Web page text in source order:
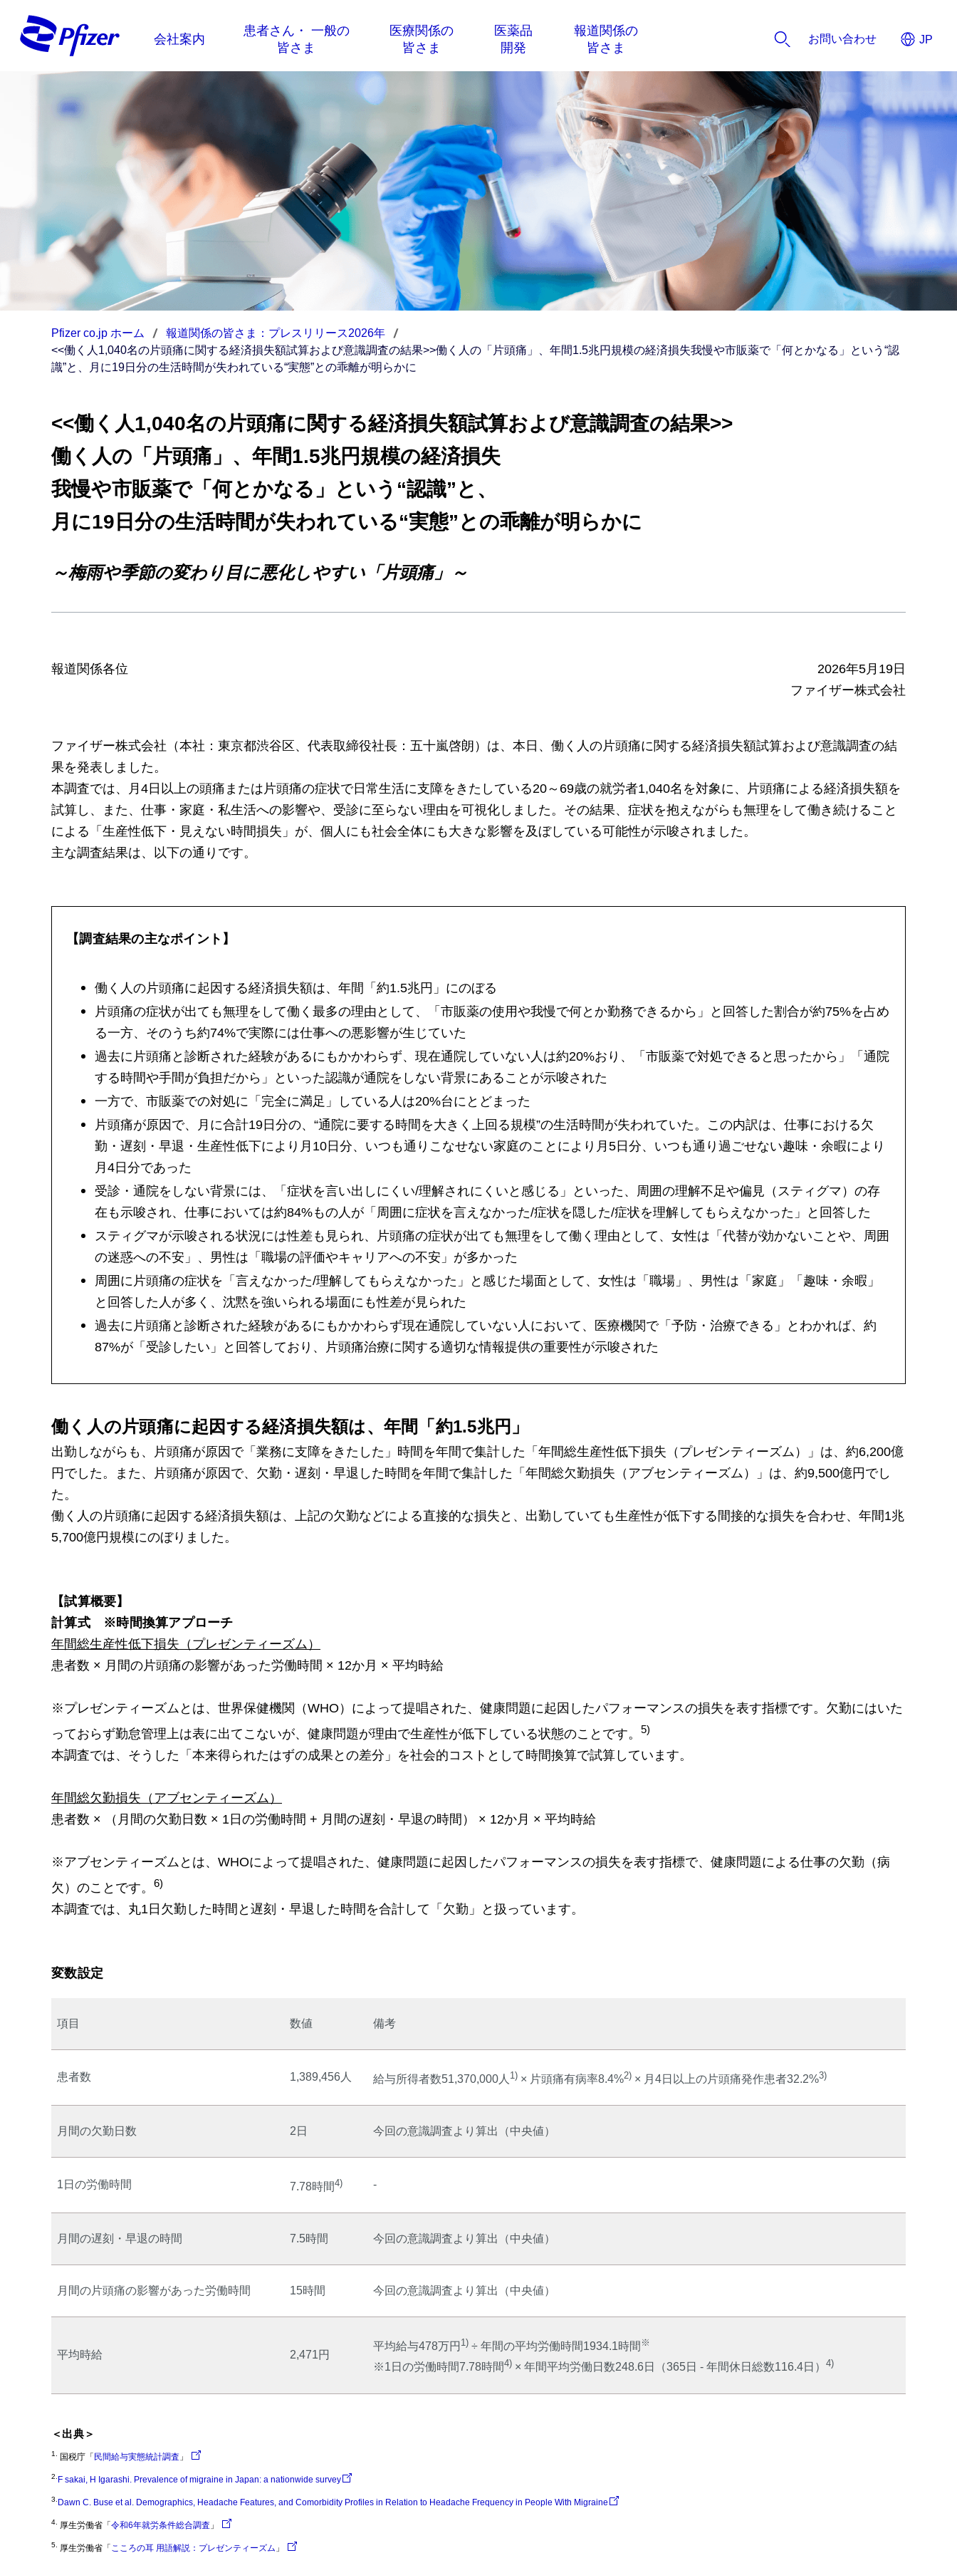
お問い合わせ
Pfizer co.jp ホーム
報道関係の皆さま：プレスリリース2026年
<<働く人1,040名の片頭痛に関する経済損失額試算および意識調査の結果>>働く人の「片頭痛」、年間1.5兆円規模の経済損失我慢や市販薬で「何とかなる」という“認
識”と、月に19日分の生活時間が失われている“実態”との乖離が明らかに
<<働く人1,040名の片頭痛に関する経済損失額試算および意識調査の結果>>
働く人の「片頭痛」、年間1.5兆円規模の経済損失
我慢や市販薬で「何とかなる」という“認識”と、
月に19日分の生活時間が失われている“実態”との乖離が明らかに
～梅雨や季節の変わり目に悪化しやすい「片頭痛」～
報道関係各位
2026年5月19日
ファイザー株式会社
ファイザー株式会社（本社：東京都渋谷区、代表取締役社長：五十嵐啓朗）は、本日、働く人の片頭痛に関する経済損失額試算および意識調査の結
果を発表しました。
本調査では、月4日以上の頭痛または片頭痛の症状で日常生活に支障をきたしている20～69歳の就労者1,040名を対象に、片頭痛による経済損失額を
試算し、また、仕事・家庭・私生活への影響や、受診に至らない理由を可視化しました。その結果、症状を抱えながらも無理をして働き続けること
による「生産性低下・見えない時間損失」が、個人にも社会全体にも大きな影響を及ぼしている可能性が示唆されました。
主な調査結果は、以下の通りです。
【調査結果の主なポイント】
働く人の片頭痛に起因する経済損失額は、年間「約1.5兆円」にのぼる
片頭痛の症状が出ても無理をして働く最多の理由として、「市販薬の使用や我慢で何とか勤務できるから」と回答した割合が約75%を占め
る一方、そのうち約74%で実際には仕事への悪影響が生じていた
過去に片頭痛と診断された経験があるにもかかわらず、現在通院していない人は約20%おり、「市販薬で対処できると思ったから」「通院
する時間や手間が負担だから」といった認識が通院をしない背景にあることが示唆された
一方で、市販薬での対処に「完全に満足」している人は20%台にとどまった
片頭痛が原因で、月に合計19日分の、“通院に要する時間を大きく上回る規模”の生活時間が失われていた。この内訳は、仕事における欠
勤・遅刻・早退・生産性低下により月10日分、いつも通りこなせない家庭のことにより月5日分、いつも通り過ごせない趣味・余暇により
月4日分であった
受診・通院をしない背景には、「症状を言い出しにくい/理解されにくいと感じる」といった、周囲の理解不足や偏見（スティグマ）の存
在も示唆され、仕事においては約84%もの人が「周囲に症状を言えなかった/症状を隠した/症状を理解してもらえなかった」と回答した
スティグマが示唆される状況には性差も見られ、片頭痛の症状が出ても無理をして働く理由として、女性は「代替が効かないことや、周囲
の迷惑への不安」、男性は「職場の評価やキャリアへの不安」が多かった
周囲に片頭痛の症状を「言えなかった/理解してもらえなかった」と感じた場面として、女性は「職場」、男性は「家庭」「趣味・余暇」
と回答した人が多く、沈黙を強いられる場面にも性差が見られた
過去に片頭痛と診断された経験があるにもかかわらず現在通院していない人において、医療機関で「予防・治療できる」とわかれば、約
87%が「受診したい」と回答しており、片頭痛治療に関する適切な情報提供の重要性が示唆された
働く人の片頭痛に起因する経済損失額は、年間「約1.5兆円」
出勤しながらも、片頭痛が原因で「業務に支障をきたした」時間を年間で集計した「年間総生産性低下損失（プレゼンティーズム）」は、約6,200億
円でした。また、片頭痛が原因で、欠勤・遅刻・早退した時間を年間で集計した「年間総欠勤損失（アブセンティーズム）」は、約9,500億円でし
た。
働く人の片頭痛に起因する経済損失額は、上記の欠勤などによる直接的な損失と、出勤していても生産性が低下する間接的な損失を合わせ、年間1兆
5,700億円規模にのぼりました。
【試算概要】
計算式 ※時間換算アプローチ
年間総生産性低下損失（プレゼンティーズム）
患者数 × 月間の片頭痛の影響があった労働時間 × 12か月 × 平均時給
※プレゼンティーズムとは、世界保健機関（WHO）によって提唱された、健康問題に起因したパフォーマンスの損失を表す指標です。欠勤にはいた
っておらず勤怠管理上は表に出てこないが、健康問題が理由で生産性が低下している状態のことです。 5)
本調査では、そうした「本来得られたはずの成果との差分」を社会的コストとして時間換算で試算しています。
年間総欠勤損失（アブセンティーズム）
患者数 × （月間の欠勤日数 × 1日の労働時間 + 月間の遅刻・早退の時間） × 12か月 × 平均時給
※アブセンティーズムとは、WHOによって提唱された、健康問題に起因したパフォーマンスの損失を表す指標で、健康問題による仕事の欠勤（病
欠）のことです。 6)
本調査では、丸1日欠勤した時間と遅刻・早退した時間を合計して「欠勤」と扱っています。
変数設定
項目 数値 備考
患者数 1,389,456人 給与所得者数51,370,000人 1) × 片頭痛有病率8.4%2) × 月4日以上の片頭痛発作患者32.2%3)
月間の欠勤日数 2日 今回の意識調査より算出（中央値）
1日の労働時間 7.78時間4) -
月間の遅刻・早退の時間 7.5時間 今回の意識調査より算出（中央値）
月間の片頭痛の影響があった労働時間 15時間 今回の意識調査より算出（中央値）
平均時給 2,471円
平均給与478万円 1) ÷ 年間の平均労働時間1934.1時間 ※
※1日の労働時間7.78時間4) × 年間平均労働日数248.6日（365日 - 年間休日総数116.4日） 4)
＜出典＞
1. 国税庁「 民間給与実態統計調査 」
2. F sakai, H Igarashi. Prevalence of migraine in Japan: a nationwide survey
3. Dawn C. Buse et al. Demographics, Headache Features, and Comorbidity Profiles in Relation to Headache Frequency in People With Migraine
4. 厚生労働省「 令和6年就労条件総合調査 」
5. 厚生労働省「 こころの耳 用語解説：プレゼンティーズム 」